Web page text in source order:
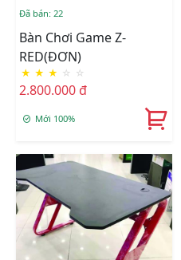
Đã bán: 22
Bàn Chơi Game Z-
RED(ĐƠN)
★ ★ ★ ☆ ☆
2.800.000 đ
Mới 100%